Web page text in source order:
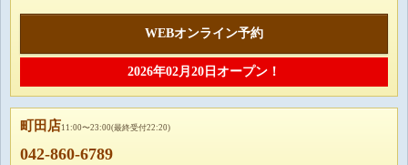
WEBオンライン予約
2026年02月20日オープン！
町田店11:00〜23:00(最終受付22:20)
042-860-6789